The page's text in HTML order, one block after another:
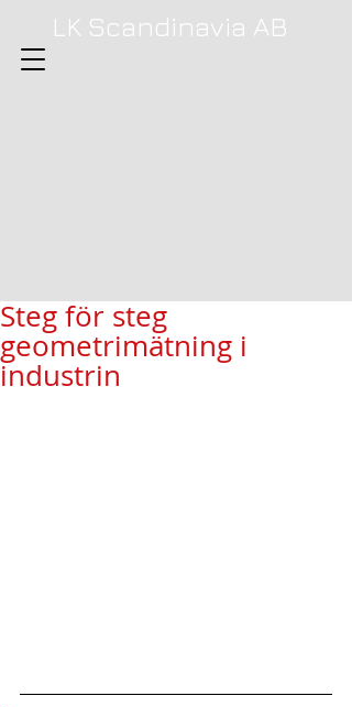
LK Scandinavia AB
Steg för steg
geometrimätning i
industrin